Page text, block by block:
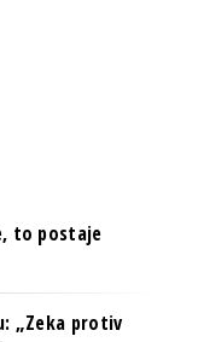
to postaje
„Zeka protiv